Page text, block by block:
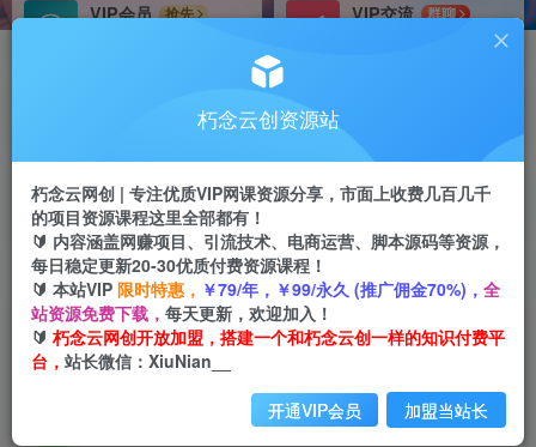
VIP会员
抢先
VIP交流
群聊
研究探讨更多创业项目路子。
会员专属推广链接
四导航 导航
APP下载
GO
首页 创业课程 会员免费 正文
《抖音-商业模型解决方案大课》个人/零售商/服务
商/生产商/农商
关注 私信
朽念云创资源站
朽念云网创 | 专注优质VIP网课资源分享，市面上收费几百几千
的项目资源课程这里全部都有！
🔰 内容涵盖网赚项目、引流技术、电商运营、脚本源码等资源，
每日稳定更新20-30优质付费资源课程！
🔰 本站VIP 限时特惠， ￥79/年，￥99/永久 (推广佣金70%)， 全
站资源免费下载， 每天更新，欢迎加入！
🔰 朽念云网创开放加盟，搭建一个和朽念云创一样的知识付费平
台， 站长微信：XiuNian__
开通VIP会员 加盟当站长